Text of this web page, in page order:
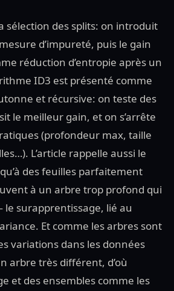
sélection des splits: on introduit
d’impureté, puis le gain
réduction d’entropie après un
ID3 est présenté comme
et récursive: on teste des
le meilleur gain, et on s’arrête
(profondeur max, taille
L’article rappelle aussi le
des feuilles parfaitement
à un arbre trop profond qui
surapprentissage, lié au
Et comme les arbres sont
variations dans les données
arbre très différent, d’où
et des ensembles comme les